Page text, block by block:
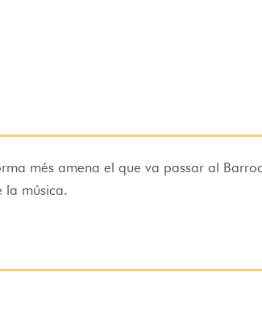
més amena el que va passar al
la música.